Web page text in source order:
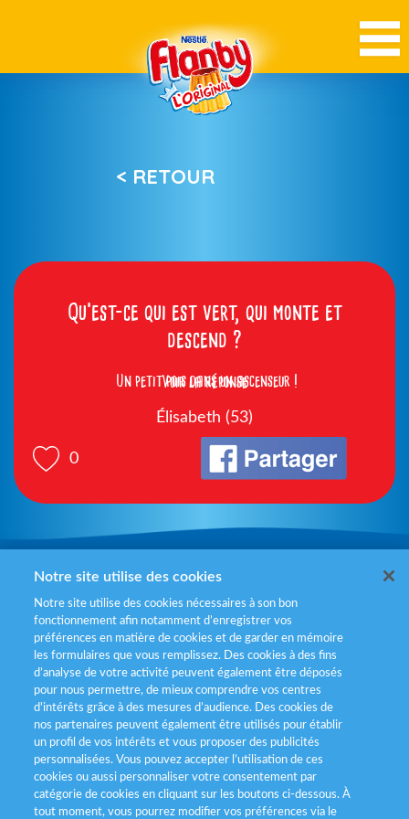
< RETOUR
Qu’est-ce qui est vert, qui monte et
descend ?
Voir la réponse
Un petit pois dans un ascenseur !
0
Élisabeth (53)
Mentions légales
Politiques de gestion des cookies
Politique données personnelles
Services consommateurs
Déclaration d’accessibilité
Notre site utilise des cookies
Notre site utilise des cookies nécessaires à son bon
fonctionnement afin notamment d’enregistrer vos
préférences en matière de cookies et de garder en mémoire
les formulaires que vous remplissez. Des cookies à des fins
d’analyse de votre activité peuvent également être déposés
pour nous permettre, de mieux comprendre vos centres
d'intérêts grâce à des mesures d’audience. Des cookies de
nos partenaires peuvent également être utilisés pour établir
un profil de vos intérêts et vous proposer des publicités
personnalisées. Vous pouvez accepter l’utilisation de ces
cookies ou aussi personnaliser votre consentement par
catégorie de cookies en cliquant sur les boutons ci-dessous. À
tout moment, vous pourrez modifier vos préférences via le